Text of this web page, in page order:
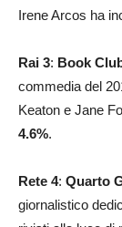
Irene Arcos ha
Rai 3: Book
commedia del
Keaton e Jane
4.6%.
Rete 4: Quarto
giornalistico